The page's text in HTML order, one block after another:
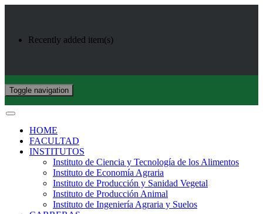
Recently added item(s)
Toggle navigation
HOME
FACULTAD
INSTITUTOS
Instituto de Ciencia y Tecnología de los Alimentos
Instituto de Economía Agraria
Instituto de Producción y Sanidad Vegetal
Instituto de Producción Animal
Instituto de Ingeniería Agraria y Suelos